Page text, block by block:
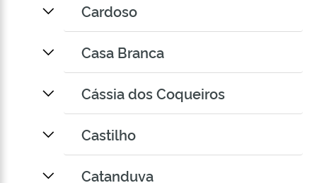
Cardoso
Casa Branca
Cássia dos Coqueiros
Castilho
Catanduva